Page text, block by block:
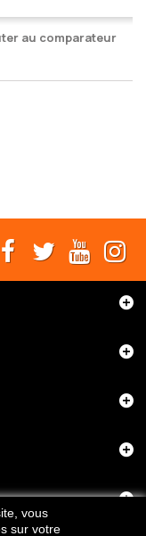
au comparateur
vous
sur votre